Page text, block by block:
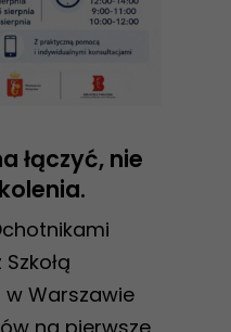
łączyć, nie
w Warszawie